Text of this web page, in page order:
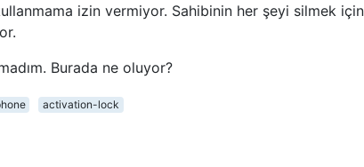
izin vermiyor. Sahibinin her şeyi silmek
Burada ne oluyor?
activation-lock